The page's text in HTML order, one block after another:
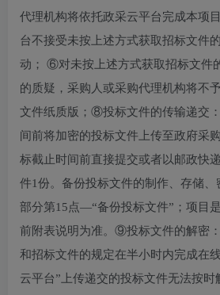
代理机构将依托政采云平台完成本项
台不接受未按上述方式获取招标文件
动； ⑥对未按上述方式获取招标文件
的质疑，采购人或采购代理机构将不
文件纸质版；⑧投标文件的传输递交
间前将加密的投标文件上传至政府采
标截止时间前直接提交或者以邮政快
件1份。备份投标文件的制作、存储、
部分第15点—“备份投标文件”；项目
前附表说明为准。⑨投标文件的解密
和招标文件的规定在半小时内完成在
云平台”上传递交的投标文件无法按